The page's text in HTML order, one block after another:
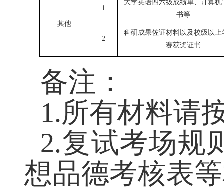
9 身体健康承诺书
1
书等
备注：
1.所有材料请
2.复试考场规